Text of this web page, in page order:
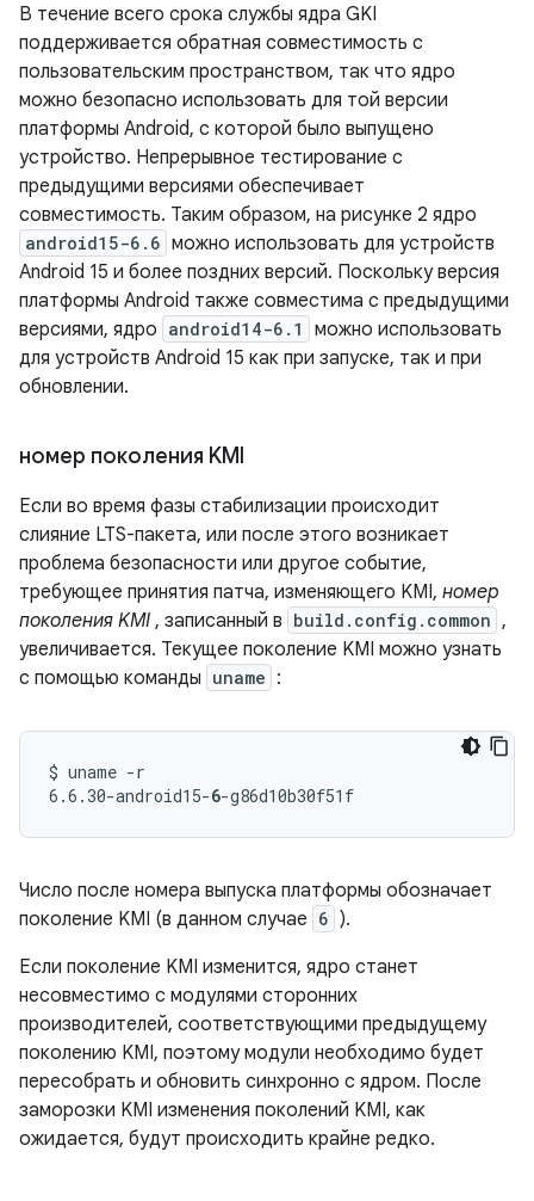
В течение всего срока службы ядра GKI
поддерживается обратная совместимость с
пользовательским пространством, так что ядро ​​
можно безопасно использовать для той версии
платформы Android, с которой было выпущено
устройство. Непрерывное тестирование с
предыдущими версиями обеспечивает
совместимость. Таким образом, на рисунке 2 ядро
android15-6.6 можно использовать для устройств
Android 15 и более поздних версий. Поскольку версия
платформы Android также совместима с предыдущими
версиями, ядро android14-6.1
можно использовать
для устройств Android 15 как при запуске, так и при
обновлении.
номер поколения KMI
Если во время фазы стабилизации происходит
слияние LTS-пакета, или после этого возникает
проблема безопасности или другое событие,
требующее принятия патча, изменяющего KMI, номер
поколения KMI , записанный в build.config.common ,
увеличивается. Текущее поколение KMI можно узнать
с помощью команды uname :
$ uname -r
6.6.30-android15-6
Число после номера выпуска платформы обозначает
поколение KMI (в данном случае 6 ).
Если поколение KMI изменится, ядро ​​станет
несовместимо с модулями сторонних
производителей, соответствующими предыдущему
поколению KMI, поэтому модули необходимо будет
пересобрать и обновить синхронно с ядром. После
заморозки KMI изменения поколений KMI, как
ожидается, будут происходить крайне редко.